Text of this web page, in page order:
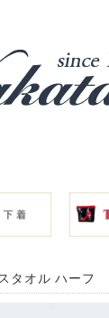
タオル ハー